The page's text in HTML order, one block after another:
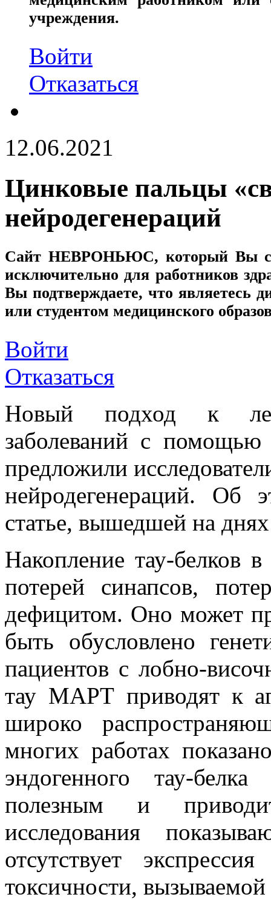
учреждения.
Войти
Отказаться
12.06.2021
Цинковые пальцы
нейродегенераций
Сайт НЕВРОНЬЮС, который Вы
исключительно для работников
Вы подтверждаете, что являетесь
или студентом медицинского
Войти
Отказаться
Новый подход к
заболеваний с помощью
предложили
нейродегенераций. Об
статье, вышедшей на
Накопление тау-белков
потерей синапсов,
дефицитом. Оно может
быть обусловлено
пациентов с лобно-
тау МАРТ приводят к
широко
многих работах
эндогенного тау-
полезным и
исследования
отсутствует
токсичности,